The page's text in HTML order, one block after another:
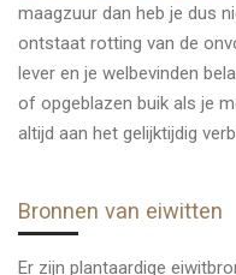
maagzuur dan heb je dus
ontstaat rotting van de
lever en je welbevinden
of opgeblazen buik als je
altijd aan het gelijktijdig
Bronnen van eiwitten
Er zijn plantaardige